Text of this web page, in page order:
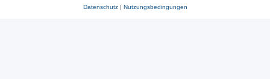
Datenschutz| Nutzungsbedingungen